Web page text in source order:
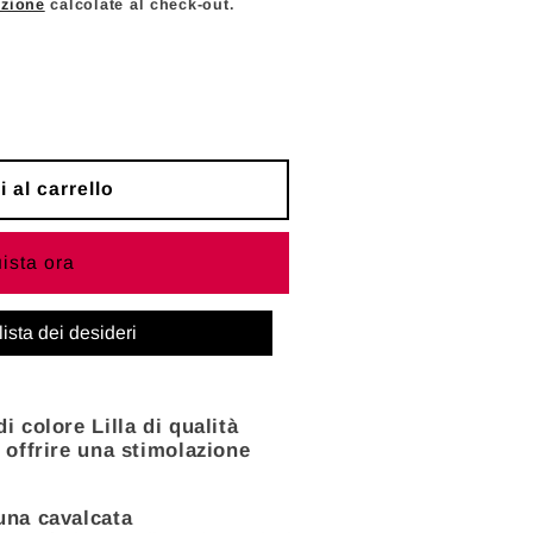
calcolate al check-out.
al carrello
ora
dei desideri
colore Lilla di qualità
una stimolazione
cavalcata